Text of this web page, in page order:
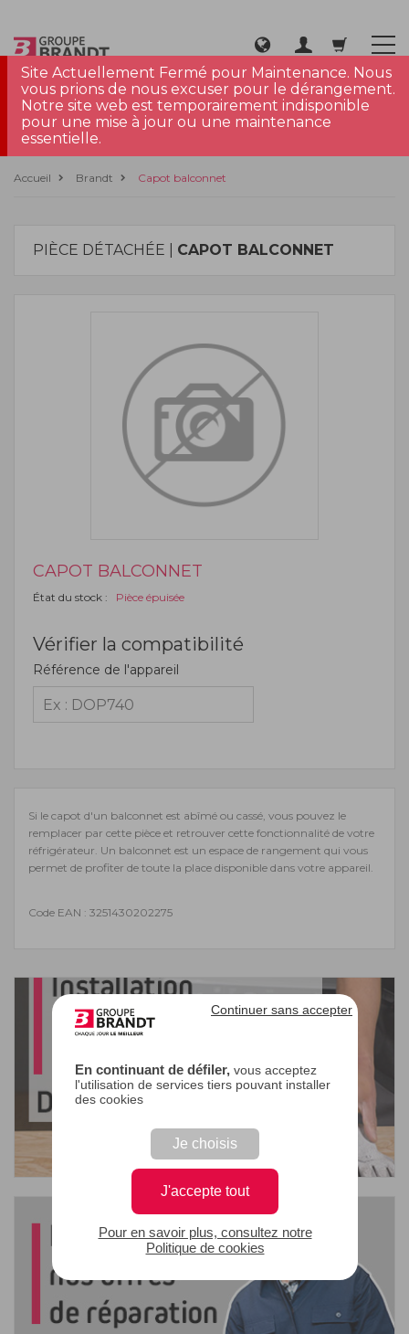
En continuant de défiler, vous acceptez
l'utilisation de services tiers pouvant installer
des cookies
Je choisis
J'accepte tout
Continuer sans accepter
Pour en savoir plus, consultez notre
Politique de cookies
Site Actuellement Fermé pour Maintenance. Nous
vous prions de nous excuser pour le dérangement.
Notre site web est temporairement indisponible
pour une mise à jour ou une maintenance
essentielle.
Accueil Brandt Capot balconnet
PIÈCE DÉTACHÉE | CAPOT BALCONNET
CAPOT BALCONNET
État du stock : Pièce épuisée
Vérifier la compatibilité
Référence de l'appareil
Si le capot d'un balconnet est abîmé ou cassé, vous pouvez le
remplacer par cette pièce et retrouver cette fonctionnalité de votre
réfrigérateur. Un balconnet est un espace de rangement qui vous
permet de profiter de toute la place disponible dans votre appareil.
Code EAN : 3251430202275